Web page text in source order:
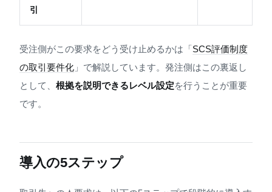
引
受注側がこの要求をどう受け止めるかは「SCS評価制度
の取引要件化 」で解説しています。発注側はこの裏返し
として、 根拠を説明できるレベル設定を行うことが重要
です。
導入の5ステップ